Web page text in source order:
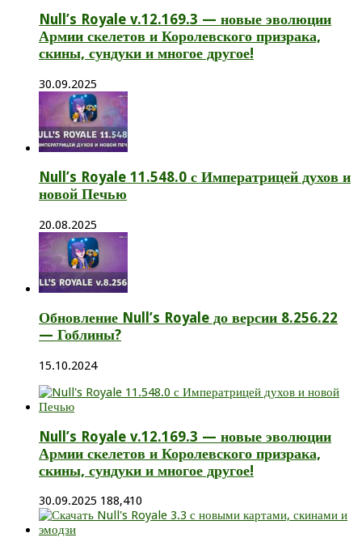
Null’s Royale v.12.169.3 — новые эволюции
Армии скелетов и Королевского призрака,
скины, сундуки и многое другое!
30.09.2025
Null’s Royale 11.548.0 с Императрицей духов и
новой Печью
20.08.2025
Обновление Null’s Royale до версии 8.256.22
— Гоблины?
15.10.2024
Null’s Royale v.12.169.3 — новые эволюции
Армии скелетов и Королевского призрака,
скины, сундуки и многое другое!
30.09.2025 188,410